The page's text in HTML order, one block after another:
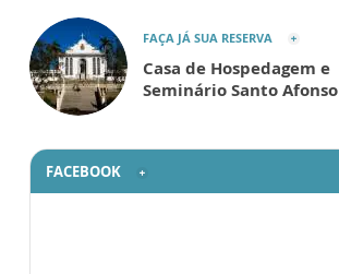
FAÇA JÁ SUA RESERVA
Casa de Hospedagem e
Seminário Santo Afonso
FACEBOOK